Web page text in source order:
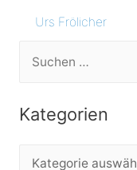
Urs Frölicher
Kategorien